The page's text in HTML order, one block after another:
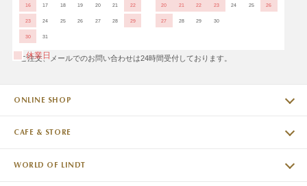
16 17 18 19 20 21 22
23 24 25 26 27 28 29
30 31
20 21 22 23 24 25 26
27 28 29 30
休業日
※ご注文、メールでのお問い合わせは24時間受付しております。
ONLINE SHOP
CAFE & STORE
WORLD OF LINDT